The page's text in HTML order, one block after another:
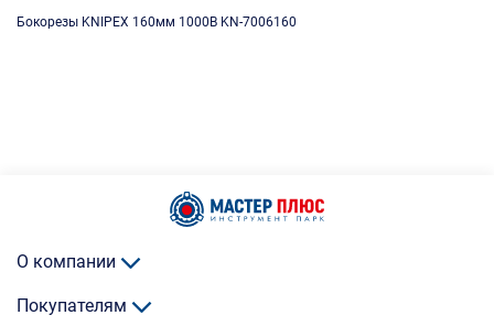
Бокорезы KNIPEX 160мм 1000В KN-7006160
О компании
Покупателям